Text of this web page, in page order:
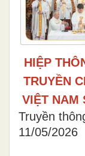
HIỆP
TRUYỀN
VIỆT NAM
Truyền
11/05/2026